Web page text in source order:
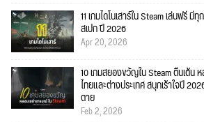
11 เกมไดโนเสาร์ใน Steam เล่นฟรี
สเปก ปี 2026
Apr 20, 2026
10 เกมสยองขวัญใน Steam ตื่นเต้น
ไทยและต่างประเทศ สนุกเร้าใจปี
ตาย
Feb 2, 2026